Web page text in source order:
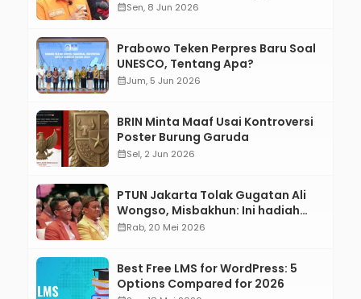
calendar_monthSen, 8 Jun 2026
Prabowo Teken Perpres Baru Soal
UNESCO, Tentang Apa?
calendar_monthJum, 5 Jun 2026
BRIN Minta Maaf Usai Kontroversi
Poster Burung Garuda
calendar_monthSel, 2 Jun 2026
PTUN Jakarta Tolak Gugatan Ali
Wongso, Misbakhun: Ini hadiah
Ulang Tahun Ke-66 SOKSI
calendar_monthRab, 20 Mei 2026
Best Free LMS for WordPress: 5
Options Compared for 2026